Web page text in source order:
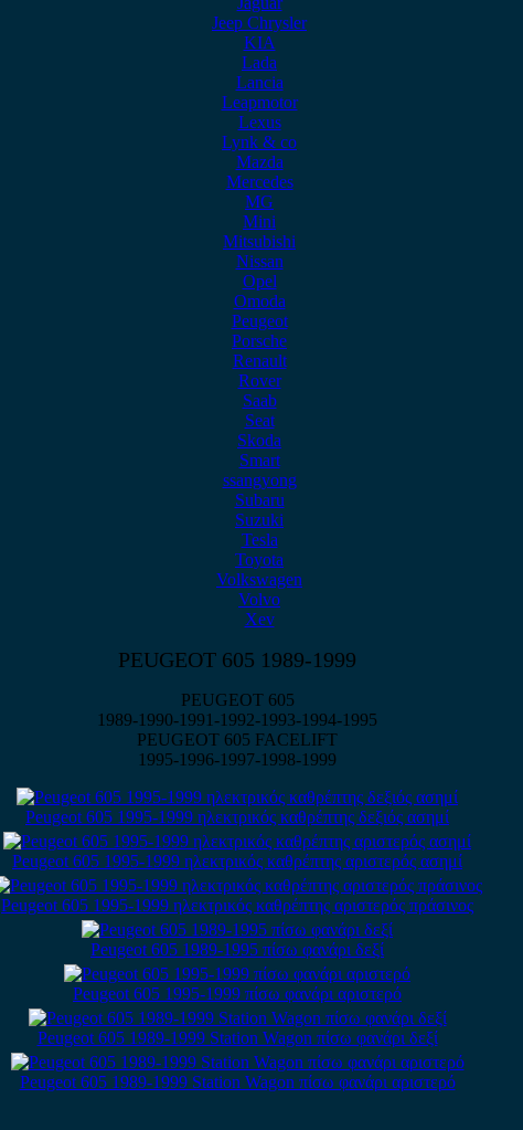
Jeep Chrysler
KIA
Lada
Lancia
Leapmotor
Lexus
Lynk & co
Mazda
Mercedes
MG
Mini
Mitsubishi
Nissan
Opel
Omoda
Peugeot
Porsche
Renault
Rover
Saab
Seat
Skoda
Smart
ssangyong
Subaru
Suzuki
Tesla
Toyota
Volkswagen
Volvo
Xev
PEUGEOT 605 1989-1999
PEUGEOT 605
1989-1990-1991-1992-1993-1994-1995
PEUGEOT 605 FACELIFT
1995-1996-1997-1998-1999
Peugeot 605 1995-1999 ηλεκτρικός καθρέπτης δεξιός ασημί
Peugeot 605 1995-1999 ηλεκτρικός καθρέπτης αριστερός ασημί
Peugeot 605 1995-1999 ηλεκτρικός καθρέπτης αριστερός πράσινος
Peugeot 605 1989-1995 πίσω φανάρι δεξί
Peugeot 605 1995-1999 πίσω φανάρι αριστερό
Peugeot 605 1989-1999 Station Wagon πίσω φανάρι δεξί
Peugeot 605 1989-1999 Station Wagon πίσω φανάρι αριστερό